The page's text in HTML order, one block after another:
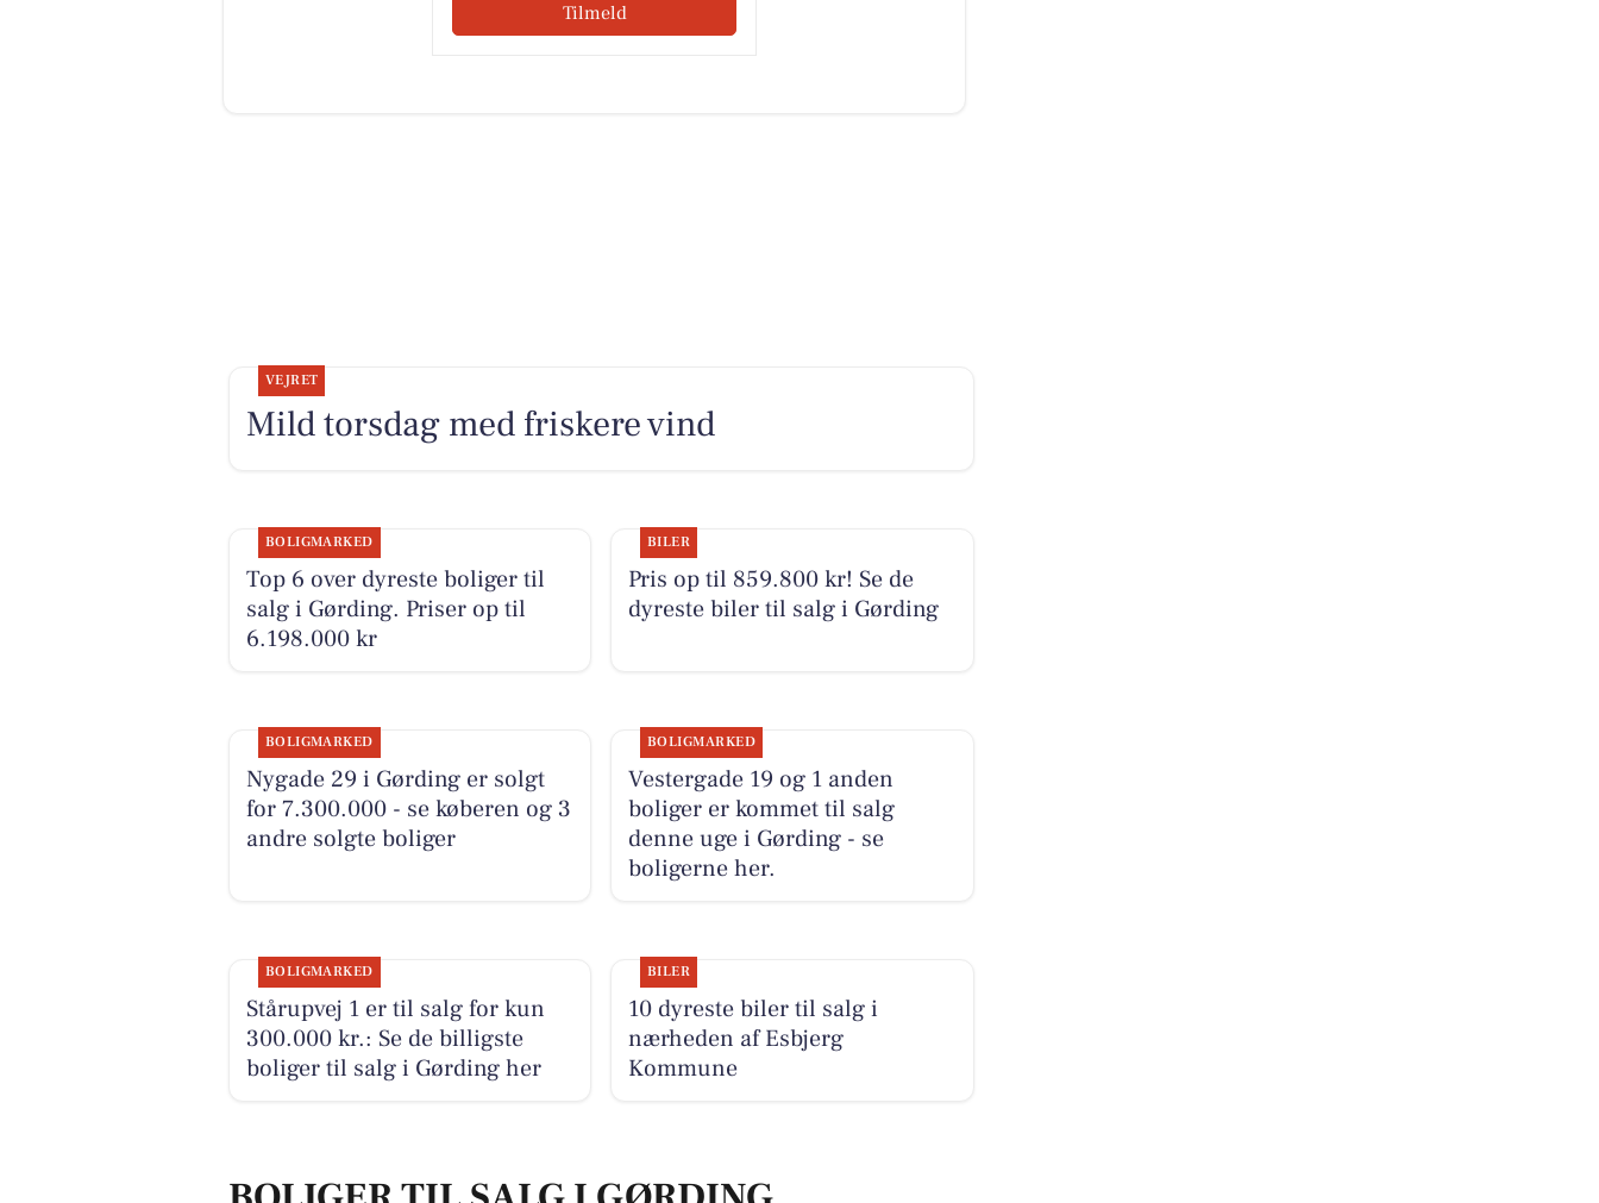
Tilmeld
VEJRET
Mild torsdag med friskere vind
BOLIGMARKED
Top 6 over dyreste boliger til
salg i Gørding. Priser op til
6.198.000 kr
BILER
Pris op til 859.800 kr! Se de
dyreste biler til salg i Gørding
BOLIGMARKED
Nygade 29 i Gørding er solgt
for 7.300.000 - se køberen og 3
andre solgte boliger
BOLIGMARKED
Vestergade 19 og 1 anden
boliger er kommet til salg
denne uge i Gørding - se
boligerne her.
BOLIGMARKED
Stårupvej 1 er til salg for kun
300.000 kr.: Se de billigste
boliger til salg i Gørding her
BILER
10 dyreste biler til salg i
nærheden af Esbjerg
Kommune